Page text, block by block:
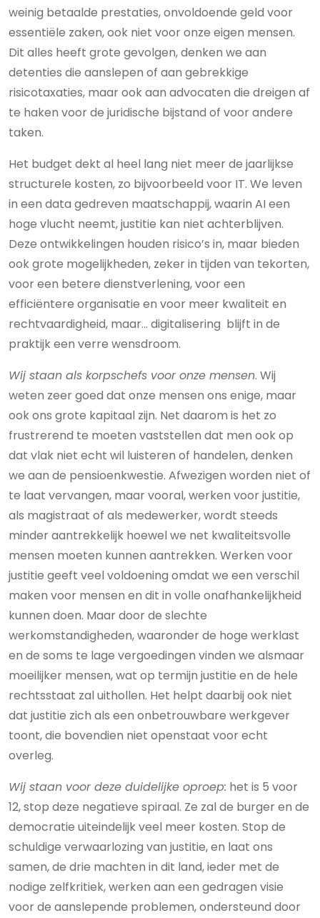
weinig betaalde prestaties, onvoldoende geld voor
essentiële zaken, ook niet voor onze eigen mensen.
Dit alles heeft grote gevolgen, denken we aan
detenties die aanslepen of aan gebrekkige
risicotaxaties, maar ook aan advocaten die dreigen af
te haken voor de juridische bijstand of voor andere
taken.
Het budget dekt al heel lang niet meer de jaarlijkse
structurele kosten, zo bijvoorbeeld voor IT. We leven
in een data gedreven maatschappij, waarin AI een
hoge vlucht neemt, justitie kan niet achterblijven.
Deze ontwikkelingen houden risico’s in, maar bieden
ook grote mogelijkheden, zeker in tijden van tekorten,
voor een betere dienstverlening, voor een
efficiëntere organisatie en voor meer kwaliteit en
rechtvaardigheid, maar… digitalisering blijft in de
praktijk een verre wensdroom.
Wij staan als korpschefs voor onze mensen. Wij
weten zeer goed dat onze mensen ons enige, maar
ook ons grote kapitaal zijn. Net daarom is het zo
frustrerend te moeten vaststellen dat men ook op
dat vlak niet echt wil luisteren of handelen, denken
we aan de pensioenkwestie. Afwezigen worden niet of
te laat vervangen, maar vooral, werken voor justitie,
als magistraat of als medewerker, wordt steeds
minder aantrekkelijk hoewel we net kwaliteitsvolle
mensen moeten kunnen aantrekken. Werken voor
justitie geeft veel voldoening omdat we een verschil
maken voor mensen en dit in volle onafhankelijkheid
kunnen doen. Maar door de slechte
werkomstandigheden, waaronder de hoge werklast
en de soms te lage vergoedingen vinden we alsmaar
moeilijker mensen, wat op termijn justitie en de hele
rechtsstaat zal uithollen. Het helpt daarbij ook niet
dat justitie zich als een onbetrouwbare werkgever
toont, die bovendien niet openstaat voor echt
overleg.
Wij staan voor deze duidelijke oproep: het is 5 voor
12, stop deze negatieve spiraal. Ze zal de burger en de
democratie uiteindelijk veel meer kosten. Stop de
schuldige verwaarlozing van justitie, en laat ons
samen, de drie machten in dit land, ieder met de
nodige zelfkritiek, werken aan een gedragen visie
voor de aanslepende problemen, ondersteund door